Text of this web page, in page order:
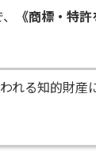
《商標・特
れる知的財産